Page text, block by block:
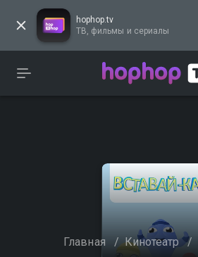
hophop.tv
ТВ, фильмы и сериалы
Главная / Кинотеатр /